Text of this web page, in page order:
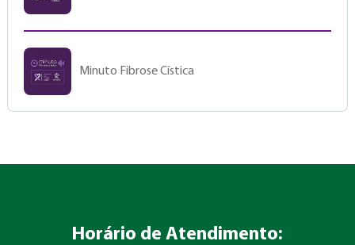
Minuto Fibrose Cística
Horário de Atendimento: